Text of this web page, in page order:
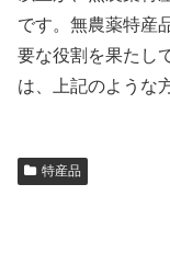
です。無農薬特産
要な役割を果たし
は、上記のような
特産品